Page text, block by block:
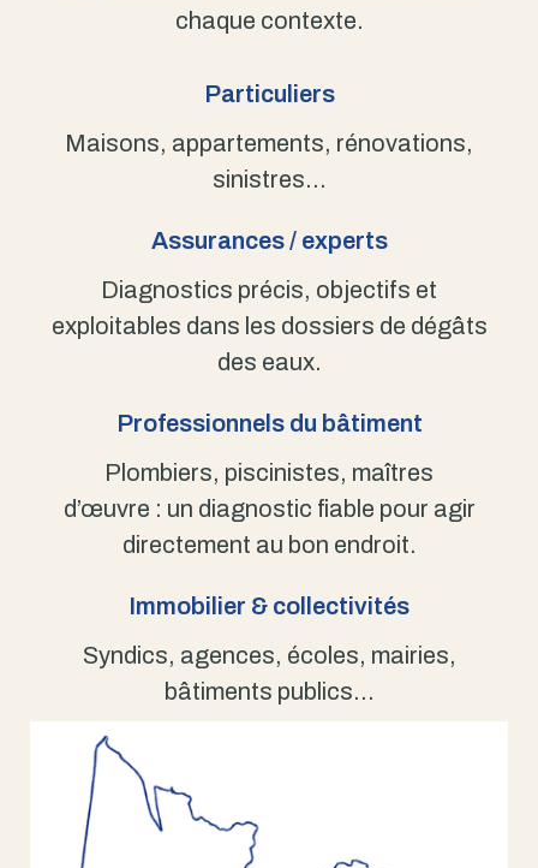
chaque contexte.
Particuliers
Maisons, appartements, rénovations,
sinistres…
Assurances / experts
Diagnostics précis, objectifs et
exploitables dans les dossiers de dégâts
des eaux.
Professionnels du bâtiment
Plombiers, piscinistes, maîtres
d’œuvre : un diagnostic fiable pour agir
directement au bon endroit.
Immobilier & collectivités
Syndics, agences, écoles, mairies,
bâtiments publics…